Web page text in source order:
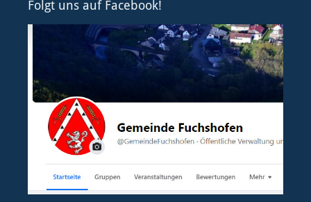
Folgt uns auf Facebook!